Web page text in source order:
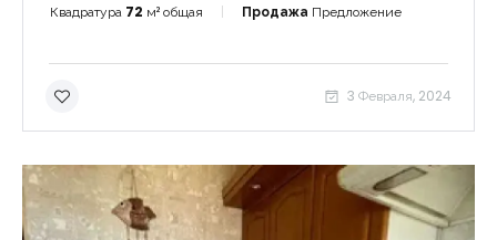
Квадратура 72 м² общая Продажа Предложение
3 Февраля, 2024